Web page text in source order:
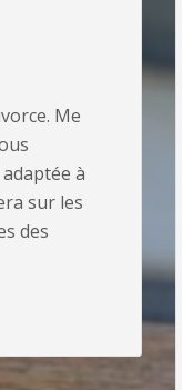
Me
à
sur les
des